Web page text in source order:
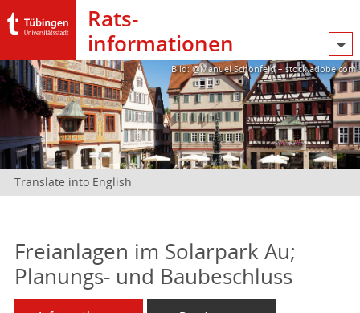
Rats­
informationen
Bild: @Manuel Schönfeld – stock.adobe.com
Translate into English
Freianlagen im Solarpark Au;
Planungs- und Baubeschluss